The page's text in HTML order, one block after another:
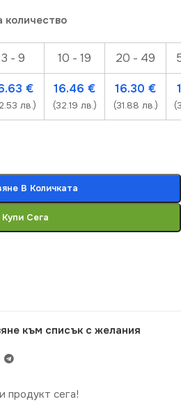
количество
3 - 9 10 - 19 20 - 49
€
лв.)
16.46 €
(32.19 лв.)
16.30 €
(31.88 лв.)
В Количката
Купи Сега
към списък с желания
продукт сега!